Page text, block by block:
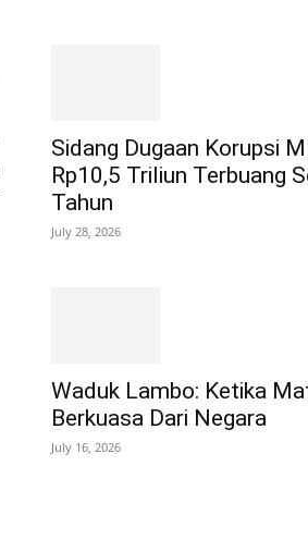
Sidang Dugaan Korupsi
Rp10,5 Triliun Terbuang
Tahun
July 28, 2026
Waduk Lambo: Ketika
Berkuasa Dari Negara
July 16, 2026